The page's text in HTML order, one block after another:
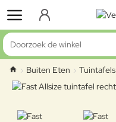
Doorzoek de winkel
home
Buiten Eten Tuintafels